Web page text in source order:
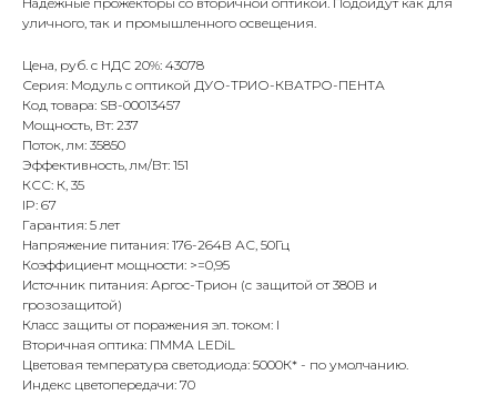
уличного, так и промышленного освещения.
Цена, руб. с НДС 20%: 43078
Серия: Модуль с оптикой ДУО-ТРИО-КВАТРО-ПЕНТА
Код товара: SB-00013457
Мощность, Вт: 237
Поток, лм: 35850
Эффективность, лм/Вт: 151
КСС: К, 35
IP: 67
Гарантия: 5 лет
Напряжение питания: 176-264В АС, 50Гц
Коэффициент мощности: >=0,95
Источник питания: Аргос-Трион (с защитой от 380В и
грозозащитой)
Класс защиты от поражения эл. током: I
Вторичная оптика: ПММА LEDiL
Цветовая температура светодиода: 5000К* - по умолчанию.
Индекс цветопередачи: 70